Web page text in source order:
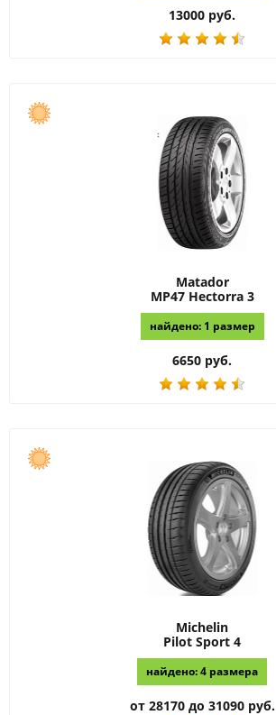
13000 руб.
Matador
MP47 Hectorra 3
найдено: 1 размер
6650 руб.
Michelin
Pilot Sport 4
найдено: 4 размера
от 28170 до 31090 руб.